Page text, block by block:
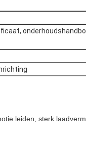
leiden, sterk